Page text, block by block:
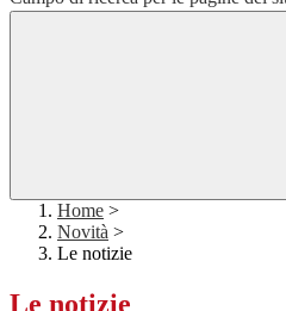
Home >
Novità >
Le notizie
Le notizie